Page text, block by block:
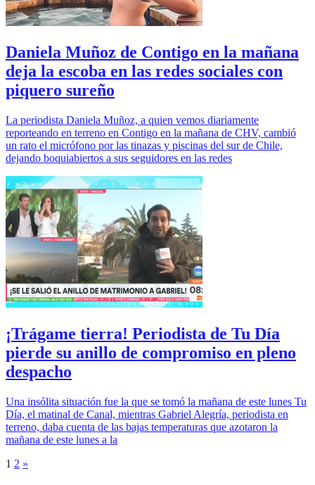
Daniela Muñoz de Contigo en la mañana
deja la escoba en las redes sociales con
piquero sureño
La periodista Daniela Muñoz, a quien vemos diariamente
reporteando en terreno en Contigo en la mañana de CHV, cambió
un rato el micrófono por las tinazas y piscinas del sur de Chile,
dejando boquiabiertos a sus seguidores en las redes
¡Trágame tierra! Periodista de Tu Día
pierde su anillo de compromiso en pleno
despacho
Una insólita situación fue la que se tomó la mañana de este lunes Tu
Día, el matinal de Canal, mientras Gabriel Alegría, periodista en
terreno, daba cuenta de las bajas temperaturas que azotaron la
mañana de este lunes a la
1 2 »